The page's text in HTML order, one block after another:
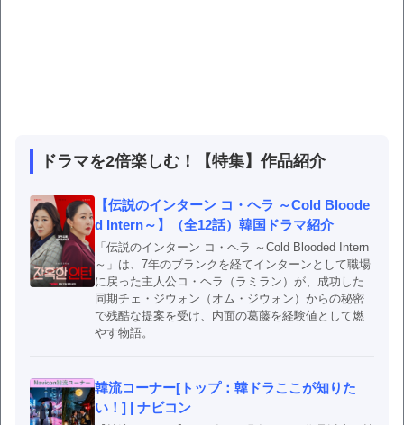
ドラマを2倍楽しむ！【特集】作品紹介
【伝説のインターン コ・ヘラ ～Cold Bloode
d Intern～】（全12話）韓国ドラマ紹介
「伝説のインターン コ・ヘラ ～Cold Blooded Intern
～」は、7年のブランクを経てインターンとして職場
に戻った主人公コ・ヘラ（ラミラン）が、成功した
同期チェ・ジウォン（オム・ジウォン）からの秘密
で残酷な提案を受け、内面の葛藤を経験値として燃
やす物語。
韓流コーナー[トップ：韓ドラここが知りた
い！] | ナビコン